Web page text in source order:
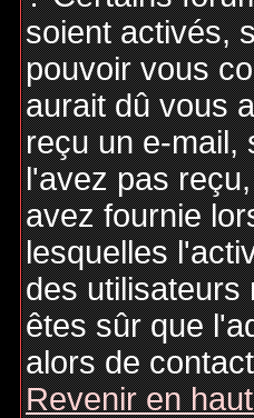
soient activés,
pouvoir vous
aurait dû vous
reçu un e-mail,
l'avez pas
avez fournie
lesquelles
des utilisateurs
êtes sûr que
alors de
Revenir en